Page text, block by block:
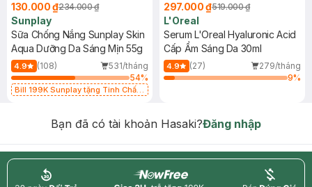
130.000 ₫234.000 ₫
Sunplay
Sữa Chống Nắng Sunplay Skin
Aqua Dưỡng Da Sáng Mịn 55g
4.9 (108)
531/tháng
54%
Bill 199K Sunplay tặng Tinh Chất
297.000 ₫519.000 ₫
L'Oreal
Serum L'Oreal Hyaluronic Acid
Cấp Ẩm Sáng Da 30ml
4.9 (27)
279/tháng
9%
Bạn đã có tài khoản Hasaki?Đăng nhập